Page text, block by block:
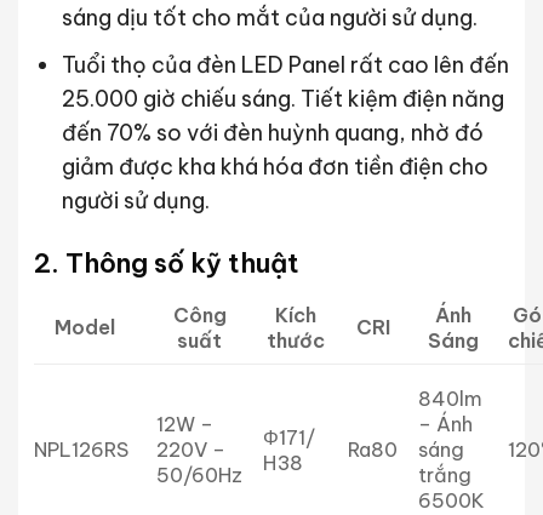
sáng dịu tốt cho mắt của người sử dụng.
Tuổi thọ của đèn LED Panel rất cao lên đến
25.000 giờ chiếu sáng. Tiết kiệm điện năng
đến 70% so với đèn huỳnh quang, nhờ đó
giảm được kha khá hóa đơn tiền điện cho
người sử dụng.
2. Thông số kỹ thuật
Model
Công
suất
Kích
thước
CRI
Ánh
Sáng
NPL126RS
12W –
220V –
50/60Hz
Φ171/
H38
Ra80
840lm
– Ánh
sáng
trắng
6500K